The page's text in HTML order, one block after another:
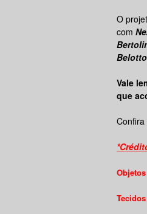
O
com
Belotto
Vale
que
Confira